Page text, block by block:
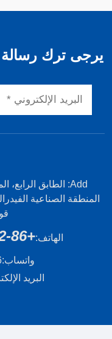
يرجى ترك رسالة
المنطقة الصناعية
الهاتف:+86-13725100582
واتساب:
البريد